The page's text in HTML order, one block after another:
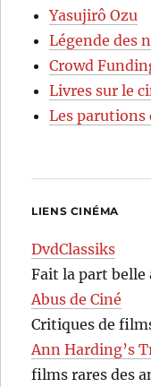
Yasujirô Ozu
Légende des
Crowd
Livres sur le
Les parutions
LIENS CINÉMA
DvdClassiks
Fait la part belle
Abus de Ciné
Critiques de
Ann Harding’s
films rares des